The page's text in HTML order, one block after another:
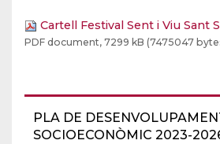
PLA DE
SOCIOECONÒMIC 2023-
Cartell Festival Sent i Viu Sant
PDF document, 7299 kB (7475047